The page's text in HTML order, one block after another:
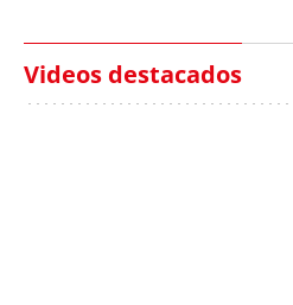
Videos destacados